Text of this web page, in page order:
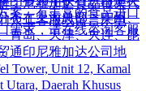
印尼雅加达食品报关代
人工客服或留言来电
布在上海总部、广州、
青岛、天津、大连、昆
通印尼雅加达公司地
Tower, Unit 12, Kamal
Utara, Daerah Khusus
案，有丰富的食品进口
需求，请在线咨询客服